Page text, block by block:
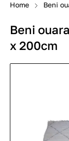
Home Beni
Beni
x 200cm